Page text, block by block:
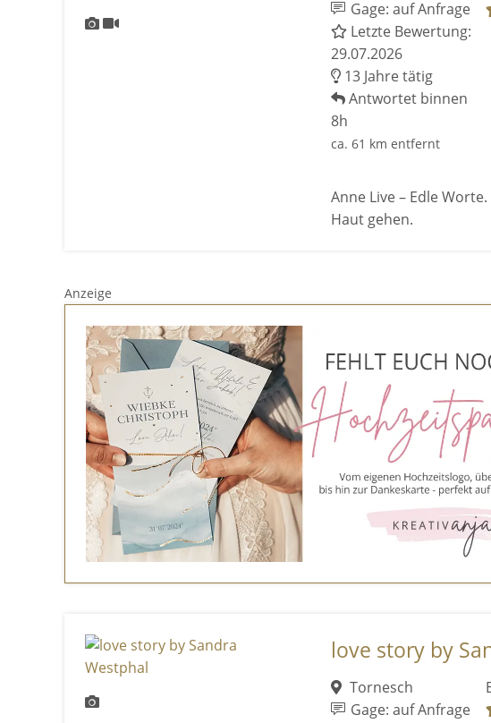
Gage: auf Anfrage
Letzte Bewertung:
29.07.2026
13 Jahre tätig
Antwortet binnen
8h
ca. 61 km entfernt
Anne Live – Edle
Haut gehen.
Anzeige
love story by
Tornesch
Gage: auf Anfrage